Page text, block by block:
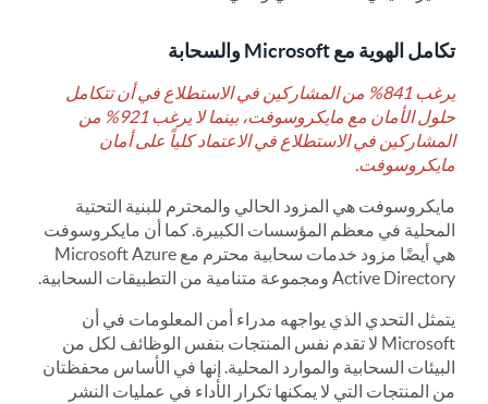
تكامل الهوية مع Microsoft والسحابة
يرغب 841% من المشاركين في الاستطلاع في أن تتكامل
حلول الأمان مع مايكروسوفت، بينما لا يرغب 921% من
المشاركين في الاستطلاع في الاعتماد كلياً على أمان
مايكروسوفت.
مايكروسوفت هي المزود الحالي والمحترم للبنية التحتية
المحلية في معظم المؤسسات الكبيرة. كما أن مايكروسوفت
هي أيضًا مزود خدمات سحابية محترم مع Microsoft Azure
Active Directory ومجموعة متنامية من التطبيقات السحابية.
يتمثل التحدي الذي يواجهه مدراء أمن المعلومات في أن
Microsoft لا تقدم نفس المنتجات بنفس الوظائف لكل من
البيئات السحابية والموارد المحلية. إنها في الأساس محفظتان
من المنتجات التي لا يمكنها تكرار الأداء في عمليات النشر